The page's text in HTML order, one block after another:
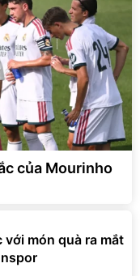
của Mourinho
với món quà ra mắt